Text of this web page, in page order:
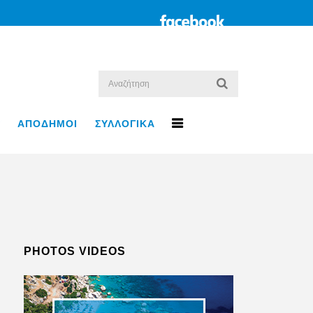
ΑΠΟΔΗΜΟΙ ΣΥΛΛΟΓΙΚΑ
PHOTOS VIDEOS